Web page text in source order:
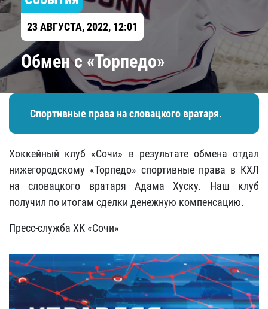
23 АВГУСТА, 2022, 12:01
Обмен с «Торпедо»
Спортивные права на словацкого вратаря.
Хоккейный клуб «Сочи» в результате обмена отдал
нижегородскому «Торпедо» спортивные права в КХЛ
на словацкого вратаря Адама Хуску. Наш клуб
получил по итогам сделки денежную компенсацию.
Пресс-служба ХК «Сочи»